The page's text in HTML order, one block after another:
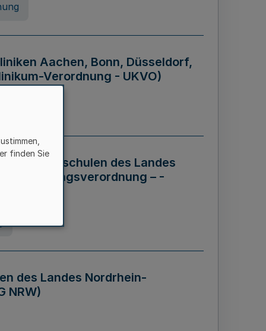
Aachen, Bonn, Düsseldorf,
Verordnung - UKVO)
der Hochschulen des Landes
– -
des Landes Nordrhein-
NRW)
finden Sie